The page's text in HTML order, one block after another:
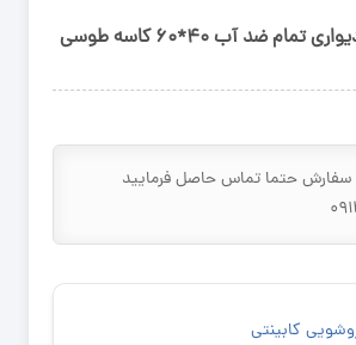
روشویی کابینتی دیواری تمام ضد آب ۴۰*۶۰ کاسه طوسی
سفارش حتما تماس حاصل فرمایید
کابینتی